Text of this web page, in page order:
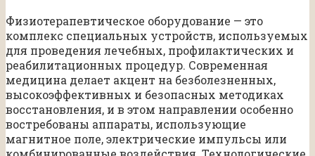
Физиотерапевтическое оборудование — это
комплекс специальных устройств, используемых
для проведения лечебных, профилактических и
реабилитационных процедур. Современная
медицина делает акцент на безболезненных,
высокоэффективных и безопасных методиках
восстановления, и в этом направлении особенно
востребованы аппараты, использующие
магнитное поле, электрические импульсы или